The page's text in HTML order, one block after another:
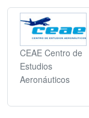
CEAE Centro de
Estudios
Aeronáuticos